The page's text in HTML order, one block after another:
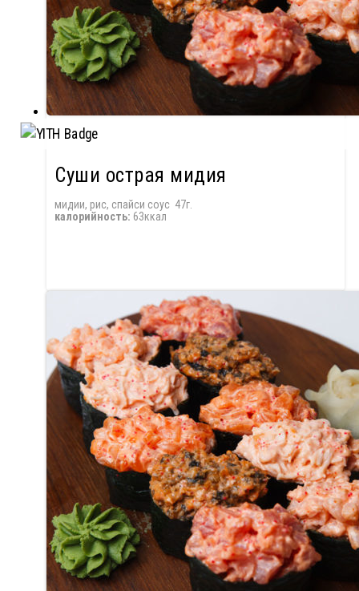
Суши острая мидия
мидии, рис, спайси соус 47г.
калорийность: 63ккал